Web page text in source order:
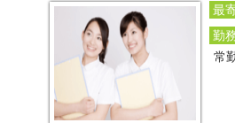
最
勤
常